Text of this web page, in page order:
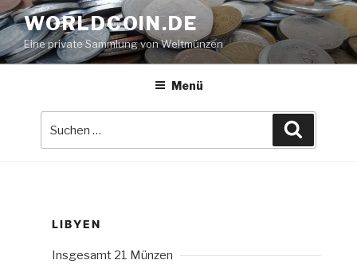
Zum
Inhalt
springen
WORLDCOIN.DE
Eine private Sammlung von Weltmünzen
Menü
LIBYEN
Insgesamt 21 Münzen